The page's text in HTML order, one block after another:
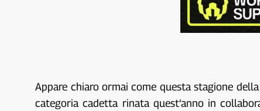
Appare chiaro ormai come questa stagione
categoria cadetta rinata quest’anno in